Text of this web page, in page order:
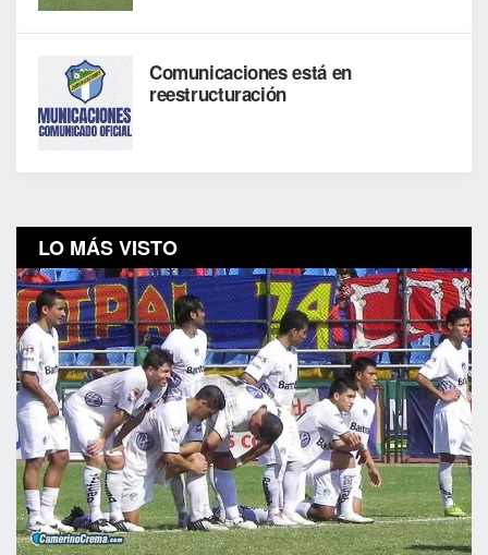
Comunicaciones está en
reestructuración
LO MÁS VISTO